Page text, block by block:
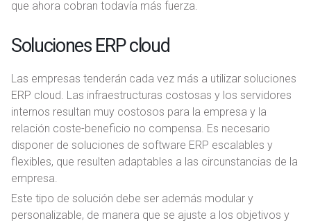
que ahora cobran todavía más fuerza.
Soluciones ERP cloud
Las empresas tenderán cada vez más a utilizar soluciones
ERP cloud. Las infraestructuras costosas y los servidores
internos resultan muy costosos para la empresa y la
relación coste-beneficio no compensa. Es necesario
disponer de soluciones de software ERP escalables y
flexibles, que resulten adaptables a las circunstancias de la
empresa.
Este tipo de solución debe ser además modular y
personalizable, de manera que se ajuste a los objetivos y